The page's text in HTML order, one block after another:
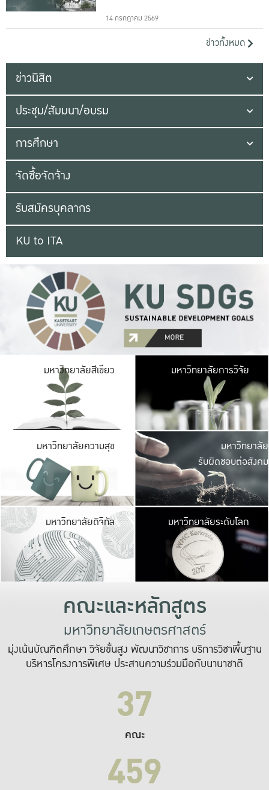
14 กรกฎาคม 2569
ข่าวทั้งหมด
ข่าวนิสิต
ประชุม/สัมมนา/อบรม
การศึกษา
จัดซื้อจัดจ้าง
รับสมัครบุคลากร
KU to ITA
มหาวิทยาลัยสีเขียว มหาวิ
มีพื้นที่เขียวสดใส
เป็นป่าในเมือง เกษต
มหาวิทยาลัยการวิจัย
มหาวิทยาลัยความสุข มหาวิ
ค
เปิดประ
และพบเรื่องราวใ
มหาวิทยาลัย
รับผิดชอบต่อสังคม
มหาวิทยาลัยดิจิทัล มหาวิ
เปลี่ยนแปลง แล
เพื่อทำง
ระบบสารสนเทศ
มหาวิทยาลัยระดับโลก
คณะและหลักสูตร
มหาวิทยาลัยเกษตรศาสตร์
มุ่งเน้นบัณฑิตศึกษา วิจัยขั้นสูง พัฒนาวิชาการ บริการวิชาพื้นฐาน
บริหารโครงการพิเศษ ประสานความร่วมมือกับนานาชาติ
37
คณะ
459